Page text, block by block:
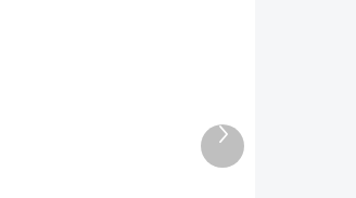
SKLADEM
Další
produkt